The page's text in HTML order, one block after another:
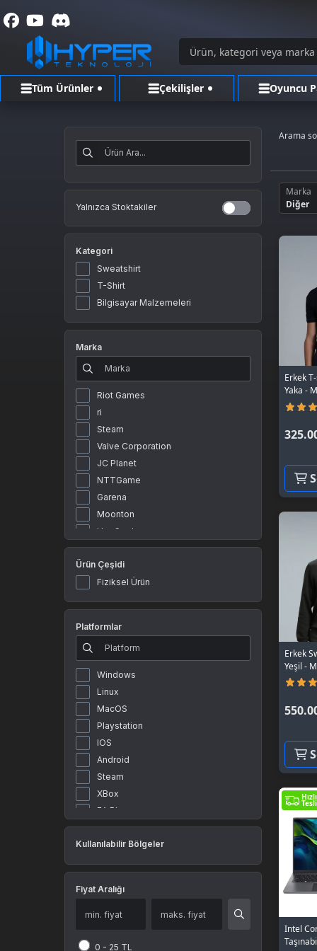
Tüm Ürünler Çekilişler Oyuncu
Yalnızca Stoktakiler
Kategori
Sweatshirt
T-Shirt
Bilgisayar Malzemeleri
Marka
Riot Games
ri
Steam
Valve Corporation
JC Planet
NTTGame
Garena
Moonton
HyoCard
Tencent Games
Razer
Rokogame
Tencent
miHoYo
Ürün Çeşidi
Fiziksel Ürün
Platformlar
Windows
Linux
MacOS
Playstation
IOS
Android
Steam
XBox
EA Play
Epic Games
Riot Games
Razer
Global
PC
Kullanılabilir Bölgeler
Fiyat Aralığı
0 - 25 TL
Arama
Marka
Diğer
Erkek
Yaka -
Erkek
Yeşil - M
Hızlı
Intel